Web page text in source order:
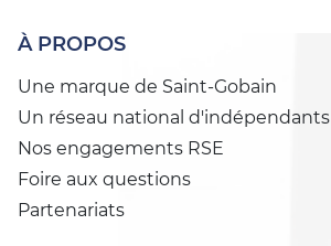
À PROPOS
Une marque de Saint-Gobain
Un réseau national d'indépendants
Nos engagements RSE
Foire aux questions
Partenariats